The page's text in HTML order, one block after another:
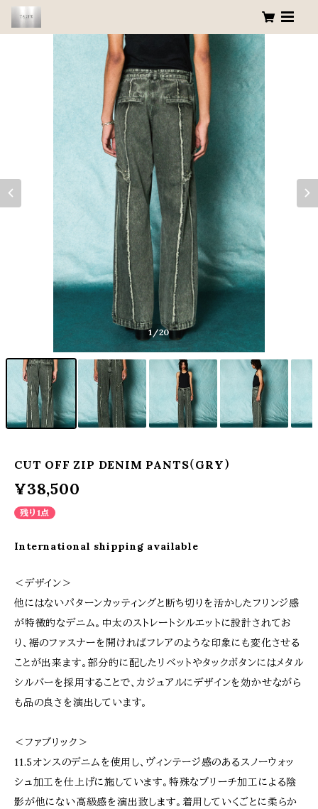
1/20
CUT OFF ZIP DENIM PANTS（GRY）
¥38,500
残り1点
International shipping available
＜デザイン＞
他にはないパターンカッティングと断ち切りを活かしたフリンジ感
が特徴的なデニム。中太のストレートシルエットに設計されてお
り、裾のファスナーを開ければフレアのような印象にも変化させる
ことが出来ます。部分的に配したリベットやタックボタンにはメタル
シルバーを採用することで、カジュアルにデザインを効かせながら
も品の良さを演出しています。
＜ファブリック＞
11.5オンスのデニムを使用し、ヴィンテージ感のあるスノーウォッ
シュ加工を仕上げに施しています。特殊なブリーチ加工による陰
影が他にない高級感を演出致します。着用していくごとに柔らか